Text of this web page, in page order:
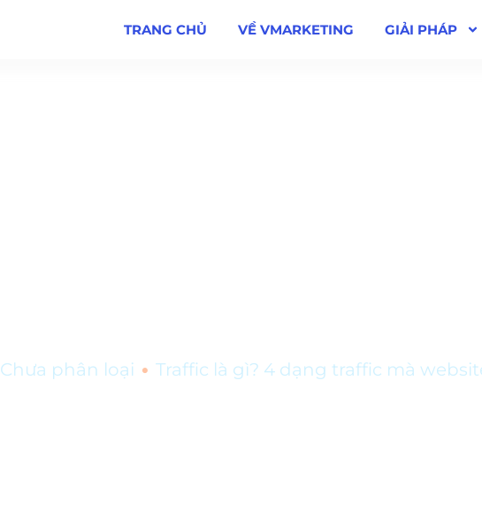
TRANG CHỦ VỀ VMARKETING GIẢI PHÁP
Chưa phân loại • Traffic là gì? 4 dạng traffic mà